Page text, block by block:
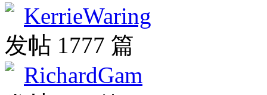
KerrieWaring
发帖 1777 篇
RichardGam